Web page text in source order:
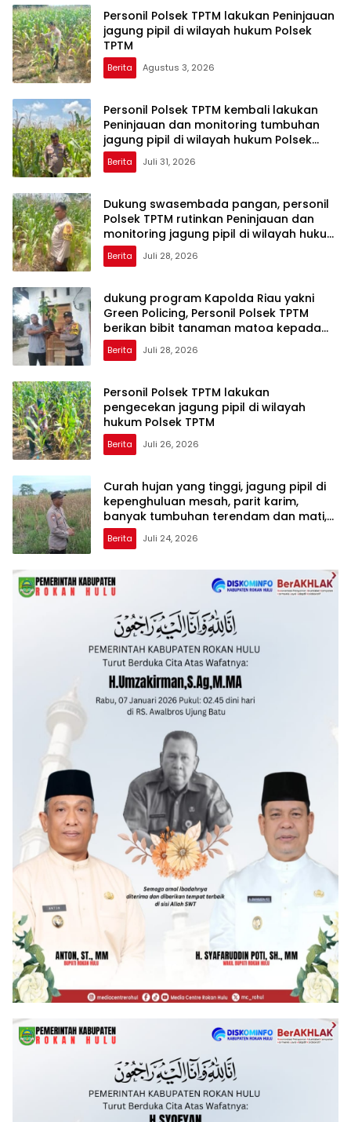
Personil Polsek TPTM lakukan Peninjauan
jagung pipil di wilayah hukum Polsek
TPTM
Berita Agustus 3, 2026
Personil Polsek TPTM kembali lakukan
Peninjauan dan monitoring tumbuhan
jagung pipil di wilayah hukum Polsek
TPTM
Berita Juli 31, 2026
Dukung swasembada pangan, personil
Polsek TPTM rutinkan Peninjauan dan
monitoring jagung pipil di wilayah hukum
Polsek TPTM
Berita Juli 28, 2026
dukung program Kapolda Riau yakni
Green Policing, Personil Polsek TPTM
berikan bibit tanaman matoa kepada
masyarakat
Berita Juli 28, 2026
Personil Polsek TPTM lakukan
pengecekan jagung pipil di wilayah
hukum Polsek TPTM
Berita Juli 26, 2026
Curah hujan yang tinggi, jagung pipil di
kepenghuluan mesah, parit karim,
banyak tumbuhan terendam dan mati,
personil TPTM gerak cepat turun
langsung meninjau kelapangan
Berita Juli 24, 2026